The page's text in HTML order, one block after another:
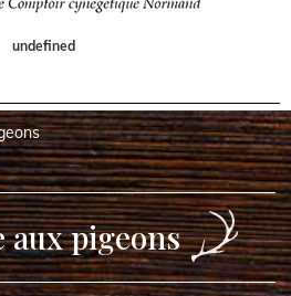
undefined
aux pigeons